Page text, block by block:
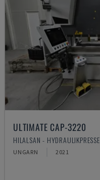
ULTIMATE CAP-3220
HILALSAN - HYDRAULIKPRESSE
UNGARN 2021